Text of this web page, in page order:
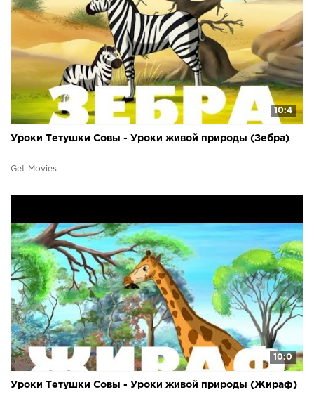
10:4
Уроки Тетушки Совы - Уроки живой природы (Зебра)
Get Movies
10:0
Уроки Тетушки Совы - Уроки живой природы (Жираф)